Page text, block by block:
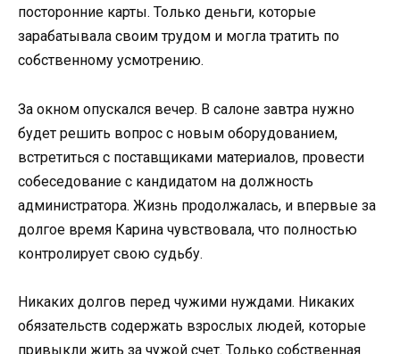
посторонние карты. Только деньги, которые
зарабатывала своим трудом и могла тратить по
собственному усмотрению.
За окном опускался вечер. В салоне завтра нужно
будет решить вопрос с новым оборудованием,
встретиться с поставщиками материалов, провести
собеседование с кандидатом на должность
администратора. Жизнь продолжалась, и впервые за
долгое время Карина чувствовала, что полностью
контролирует свою судьбу.
Никаких долгов перед чужими нуждами. Никаких
обязательств содержать взрослых людей, которые
привыкли жить за чужой счет. Только собственная